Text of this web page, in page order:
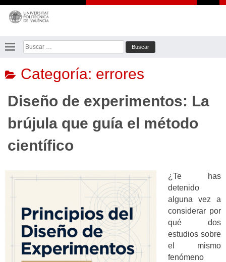
Saltar
contenido
Buscar:
Categoría: errores
Diseño de experimentos: La
brújula que guía el método
científico
¿Te has
detenido
alguna vez a
considerar por
qué dos
estudios sobre
el mismo
fenómeno